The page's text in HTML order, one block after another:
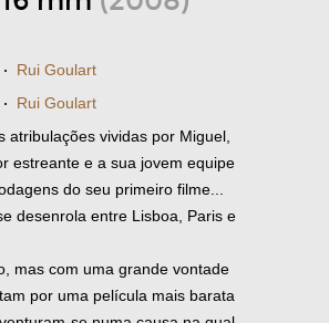
· Rui Goulart
· Rui Goulart
atribulações vividas por Miguel,
estreante e a sua jovem equipe
do seu primeiro filme...
desenrola entre Lisboa, Paris e
mas com uma grande vontade
por uma película mais barata